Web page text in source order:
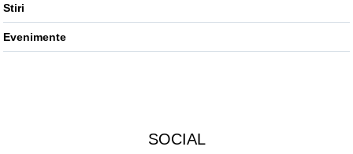
Scaune de bar reglabile / rotative
Baruri
Tabureti & Bean Bag
Bean bags
Stiri
Evenimente
SOCIAL